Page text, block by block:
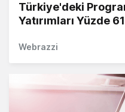
Türkiye'deki
Yatırımları Yüzde
Webrazzi